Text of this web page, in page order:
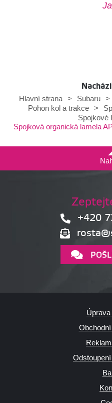
Hlavní strana
> Subaru >
Pohon kol a trakce >
Spojkové
Spojková organická lamela
+420